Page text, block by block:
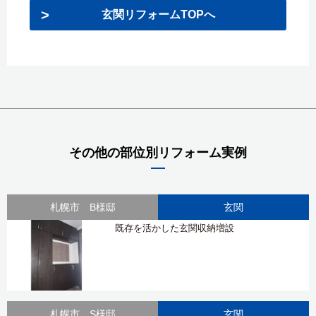
玄関リフォームTOPへ
その他の部位別リフォーム実例
札幌市 B様邸 玄関
既存を活かした玄関収納増設